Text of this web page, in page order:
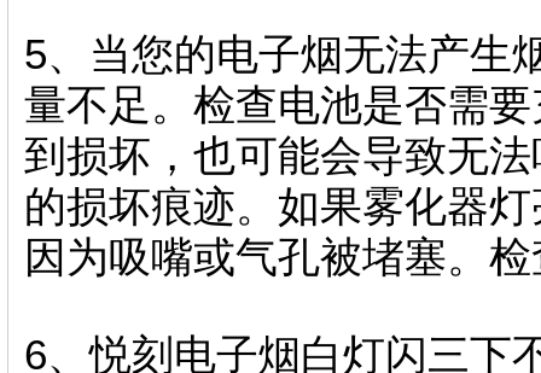
5、当您的电子烟无法产生
量不足。检查电池是否需
到损坏，也可能会导致无
的损坏痕迹。如果雾化器
因为吸嘴或气孔被堵塞。
6、悦刻电子烟白灯闪三下